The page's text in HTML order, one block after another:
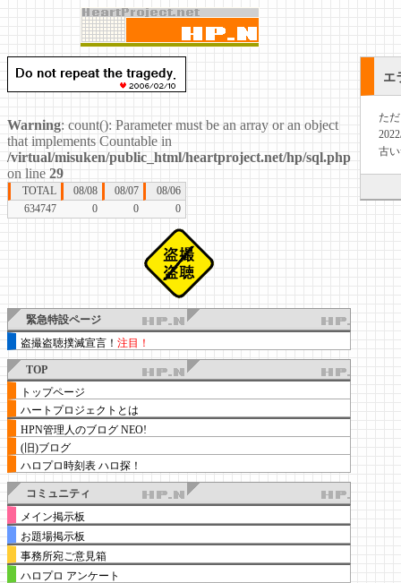
Warning: count(): Parameter must be an array or an object
that implements Countable in
/virtual/misuken/public_html/heartproject.net/hp/sql.php
on line 29
TOTAL 08/08 08/07
08/06
634747
0 0 0
緊急特設ページ
盗撮盗聴撲滅宣言！ 注目！
TOP
トップページ
ハートプロジェクトとは
HPN管理人のブログ NEO!
(旧)ブログ
ハロプロ時刻表 ハロ探！
コミュニティ
メイン掲示板
お題場掲示板
事務所宛ご意見箱
ハロプロ アンケート
エ
た
古